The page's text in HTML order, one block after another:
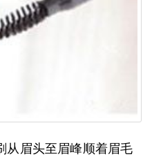
从眉头至眉峰顺着眉毛